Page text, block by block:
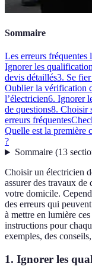
Sommaire
Les erreurs
Ignorer les
devis détaillés3. Se
Oublier la vérification
l’électricien6. Ignorer
de questions8. Choisir
erreurs fréquentes
Quelle est la première
?
Sommaire(13
Choisir un électricien
assurer des travaux
votre domicile.
des erreurs qui
à mettre en lumière
instructions pour
exemples, des
1. Ignorer les